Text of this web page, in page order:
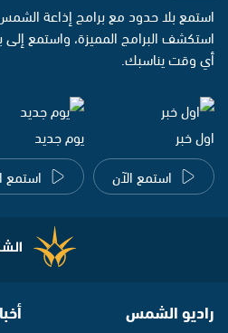
استمع بلا حدود مع برامج إذاعة
استكشف البرامج المميزة، واستمع
أي وقت يناسبك.
اول خبر
استمع الآن
يوم جديد
استمع
راديو الشمس